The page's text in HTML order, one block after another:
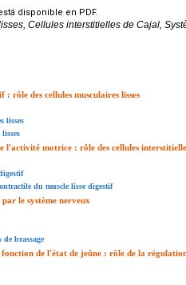
disponible en PDF.
Cellules interstitielles de Cajal,
rôle des cellules musculaires lisses
lisses
l'activité motrice : rôle des cellules
du muscle lisse digestif
le système nerveux
de brassage
de l'état de jeûne : rôle de la